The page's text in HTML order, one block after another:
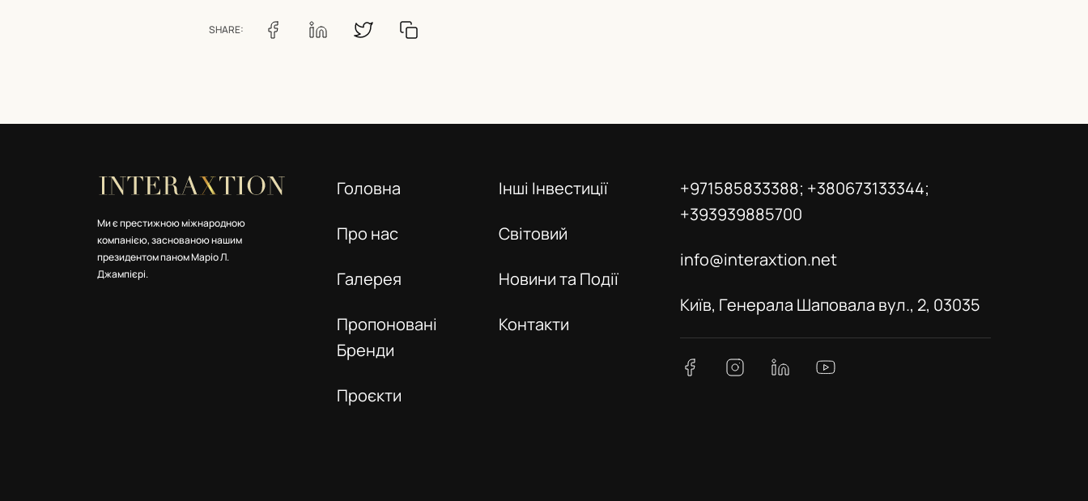
SHARE:
Ми є престижною міжнародною
компанією, заснованою нашим
президентом паном Маріо Л.
Джампієрі.
Головна
Про нас
Галерея
Пропоновані
Бренди
Проєкти
Інші Інвестиції
Світовий
Новини та Події
Контакти
+971585833388; +380673133344;
+393939885700
info@interaxtion.net
Київ, Генерала Шаповала вул., 2, 03035